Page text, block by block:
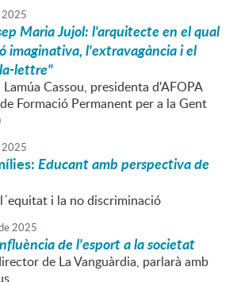
2025
Maria Jujol: l'arquitecte en el qual
imaginativa, l'extravagància i el
lettre"
Cassou, presidenta d'AFOPA
Formació Permanent per a la Gent
2025
Educant amb perspectiva de
i la no discriminació
2025
de l'esport a la societat
de La Vanguàrdia, parlarà amb